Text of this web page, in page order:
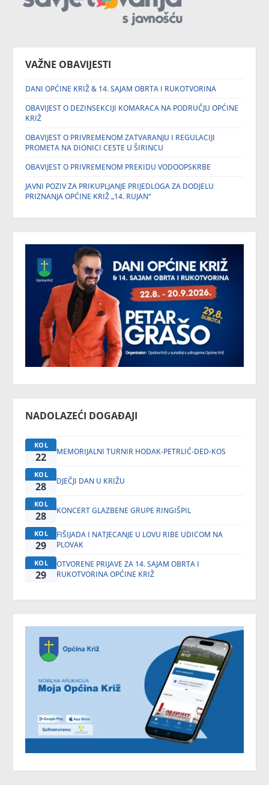
VAŽNE OBAVIJESTI
DANI OPĆINE KRIŽ & 14. SAJAM OBRTA I RUKOTVORINA
OBAVIJEST O DEZINSEKCIJI KOMARACA NA PODRUČJU OPĆINE
KRIŽ
OBAVIJEST O PRIVREMENOM ZATVARANJU I REGULACIJI
PROMETA NA DIONICI CESTE U ŠIRINCU
OBAVIJEST O PRIVREMENOM PREKIDU VODOOPSKRBE
JAVNI POZIV ZA PRIKUPLJANJE PRIJEDLOGA ZA DODJELU
PRIZNANJA OPĆINE KRIŽ „14. RUJAN“
NADOLAZEĆI DOGAĐAJI
KOL
22 MEMORIJALNI TURNIR HODAK-PETRLIĆ-DED-KOS
KOL
28 DJEČJI DAN U KRIŽU
KOL
28 KONCERT GLAZBENE GRUPE RINGIŠPIL
KOL
29
FIŠIJADA I NATJECANJE U LOVU RIBE UDICOM NA
PLOVAK
KOL
29
OTVORENE PRIJAVE ZA 14. SAJAM OBRTA I
RUKOTVORINA OPĆINE KRIŽ